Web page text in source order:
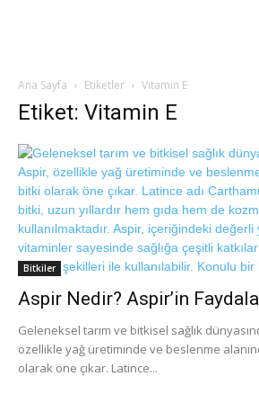
Ana Sayfa Etiketler Vitamin E
Etiket: Vitamin E
Bitkiler
Aspir Nedir? Aspir’in
Geleneksel tarım ve bitkisel sağlık
özellikle yağ üretiminde ve beslenme
olarak öne çıkar. Latince...